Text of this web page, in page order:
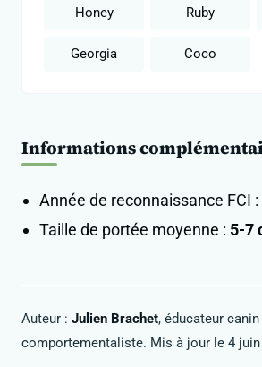
Honey Ruby
Georgia Coco
Informations
Année de reconnaissance FCI :
Taille de portée moyenne : 5-7
Auteur : Julien Brachet, éducateur canin
comportementaliste. Mis à jour le 4 juin